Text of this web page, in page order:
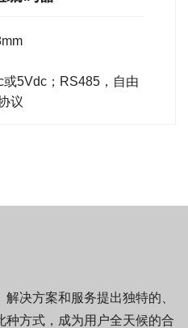
5Vdc；RS485，自由
议
决方案和服务提出独特的、
方式，成为用户全天候的合